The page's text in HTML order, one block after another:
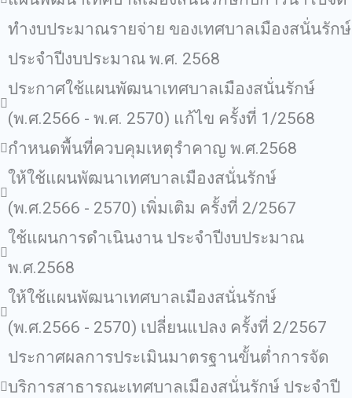
ทํางบประมาณรายจ่าย ของเทศบาลเมืองสนั่นรักษ์
ประจําปีงบประมาณ พ.ศ. 2568
ประกาศใช้แผนพัฒนาเทศบาลเมืองสนั่นรักษ์
(พ.ศ.2566 - พ.ศ. 2570) แก้ไข ครั้งที่ 1/2568
กำหนดพื้นที่ควบคุมเหตุรำคาญ พ.ศ.2568
ให้ใช้แผนพัฒนาเทศบาลเมืองสนั่นรักษ์
(พ.ศ.2566 - 2570) เพิ่มเติม ครั้งที่ 2/2567
ใช้แผนการดำเนินงาน ประจำปีงบประมาณ
พ.ศ.2568
ให้ใช้แผนพัฒนาเทศบาลเมืองสนั่นรักษ์
(พ.ศ.2566 - 2570) เปลี่ยนแปลง ครั้งที่ 2/2567
ประกาศผลการประเมินมาตรฐานขั้นต่ำการจัด
บริการสาธารณะเทศบาลเมืองสนั่นรักษ์ ประจำปี